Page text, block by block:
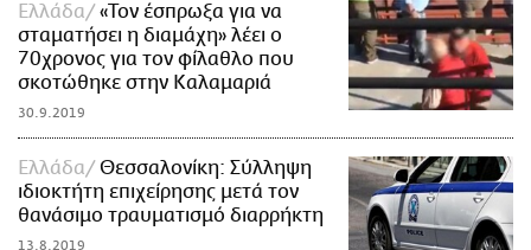
Ελλάδα
«Τον έσπρωξα για να
σταματήσει η διαμάχη» λέει ο
70χρονος για τον φίλαθλο που
σκοτώθηκε στην Καλαμαριά
30.9.2019
Ελλάδα
Θεσσαλονίκη: Σύλληψη
ιδιοκτήτη επιχείρησης μετά τον
θανάσιμο τραυματισμό διαρρήκτη
13.8.2019